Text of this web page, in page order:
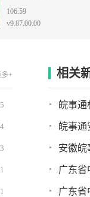
106.59
v9.87.00.00
多+ 相关
皖事通
安徽皖